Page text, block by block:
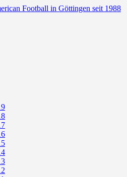
Football in Göttingen seit 1988